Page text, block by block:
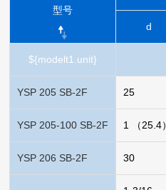
型号
d
${modelt1.unit}
YSP 205 SB-2F 25
YSP 205-100 SB-2F 1 （25.4）
YSP 206 SB-2F 30